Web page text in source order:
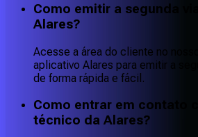
Como emitir a segunda
Alares?
Acesse a área do cliente no
aplicativo Alares para emitir a
de forma rápida e fácil.
Como entrar em contato
técnico da Alares?